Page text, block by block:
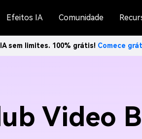
Efeitos IA Comunidade
sem limites. 100% grátis! Comece
Video